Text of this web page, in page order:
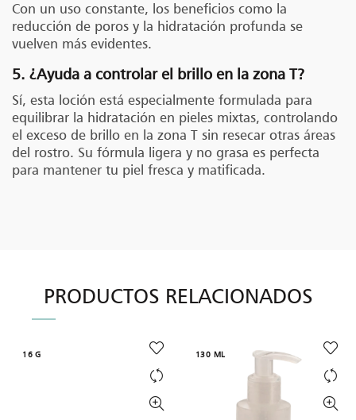
Con un uso constante, los beneficios como la
reducción de poros y la hidratación profunda se
vuelven más evidentes.
5. ¿Ayuda a controlar el brillo en la zona T?
Sí, esta loción está especialmente formulada para
equilibrar la hidratación en pieles mixtas, controlando
el exceso de brillo en la zona T sin resecar otras áreas
del rostro. Su fórmula ligera y no grasa es perfecta
para mantener tu piel fresca y matificada.
PRODUCTOS RELACIONADOS
16 G 130 ML